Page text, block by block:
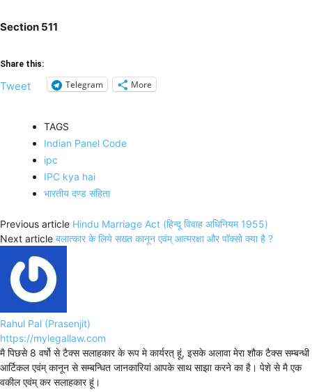
Section 511
Share this:
Tweet Telegram More
TAGS
Indian Panel Code
ipc
IPC kya hai
भारतीय दण्ड संहिता
Previous article Hindu Marriage Act (हिन्दू विवाह अधिनियम 1955)
Next article बलात्कार के लिये सख्त कानून एवंम् आत्मरक्षा और पॉक्सो क्या है ?
Rahul Pal (Prasenjit)
https://mylegallaw.com
मै पिछसे 8 वर्षो से टैक्स सलाहकार के रूप मे कार्यरत् हूं, इसके अलावा मेरा शौक टैक्स सम्बन्धी
आर्टिकल एवंम् कानून से सम्बन्धित जानकारियां आपके साथ साझा करने का है। पेशे से मै एक
वकील एवंम् कर सलाहकार हूं।